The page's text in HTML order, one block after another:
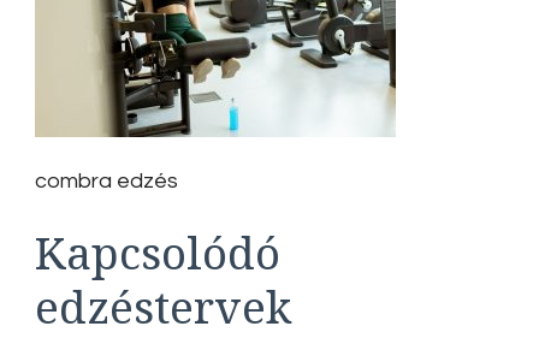
combra edzés
Kapcsolódó
edzéstervek